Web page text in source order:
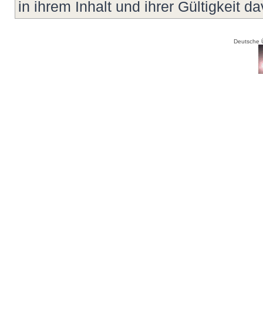
in ihrem Inhalt und ihrer Gültigkeit
Deutsche